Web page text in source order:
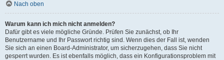
Nach oben
Warum kann ich mich nicht anmelden?
Dafür gibt es viele mögliche Gründe. Prüfen Sie zunächst, ob Ihr
Benutzername und Ihr Passwort richtig sind. Wenn dies der Fall ist, wenden
Sie sich an einen Board-Administrator, um sicherzugehen, dass Sie nicht
gesperrt wurden. Es ist ebenfalls möglich, dass ein Konfigurationsproblem mit